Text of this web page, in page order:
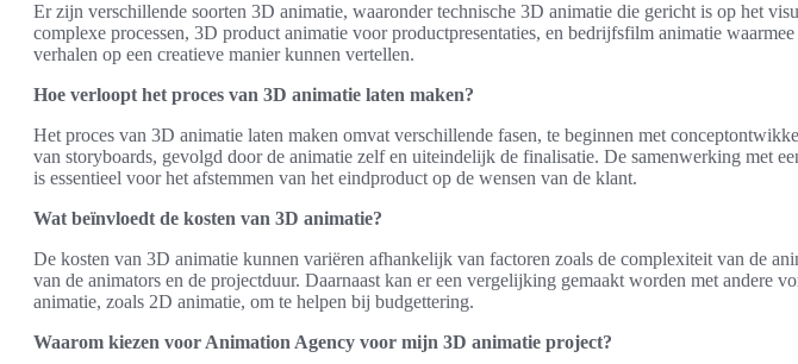
Er zijn verschillende soorten 3D animatie, waaronder technische 3D animatie die gericht is op het
complexe processen, 3D product animatie voor productpresentaties, en bedrijfsfilm animatie
verhalen op een creatieve manier kunnen vertellen.
Hoe verloopt het proces van 3D animatie laten maken?
Het proces van 3D animatie laten maken omvat verschillende fasen, te beginnen met
van storyboards, gevolgd door de animatie zelf en uiteindelijk de finalisatie. De samenwerking met
is essentieel voor het afstemmen van het eindproduct op de wensen van de klant.
Wat beïnvloedt de kosten van 3D animatie?
De kosten van 3D animatie kunnen variëren afhankelijk van factoren zoals de complexiteit van de
van de animators en de projectduur. Daarnaast kan er een vergelijking gemaakt worden met andere
animatie, zoals 2D animatie, om te helpen bij budgettering.
Waarom kiezen voor Animation Agency voor mijn 3D animatie project?